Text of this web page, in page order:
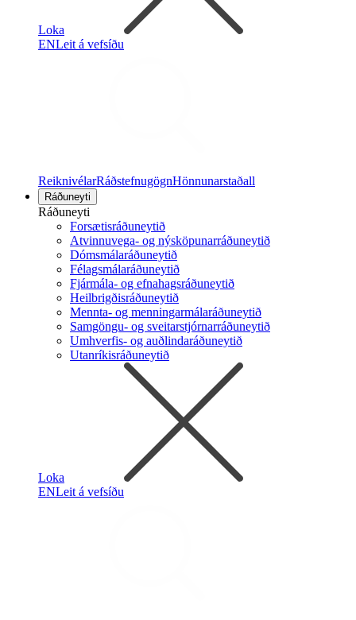
Loka
ENLeit á vefsíðu
ReiknivélarRáðstefnugögnHönnunarstaðall
Ráðuneyti
Ráðuneyti
Forsætisráðuneytið
Atvinnuvega- og nýsköpunarráðuneytið
Dómsmálaráðuneytið
Félagsmálaráðuneytið
Fjármála- og efnahagsráðuneytið
Heilbrigðisráðuneytið
Mennta- og menningarmálaráðuneytið
Samgöngu- og sveitarstjórnarráðuneytið
Umhverfis- og auðlindaráðuneytið
Utanríkisráðuneytið
Loka
ENLeit á vefsíðu